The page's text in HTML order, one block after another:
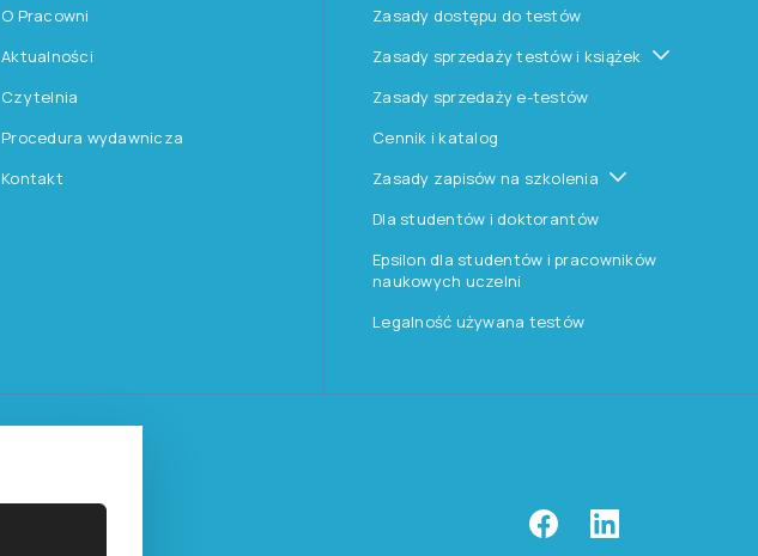
O Pracowni
Aktualności
Czytelnia
Procedura wydawnicza
Kontakt
Zasady dostępu do testów
Zasady sprzedaży testów i książek
Zasady sprzedaży e-testów
Cennik i katalog
Zasady zapisów na szkolenia
Dla studentów i doktorantów
Epsilon dla studentów i pracowników
naukowych uczelni
Legalność używana testów